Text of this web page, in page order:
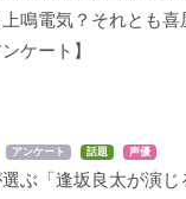
鳴電気？それとも喜
ケート】
アンケート 話題 声優
ぶ「逢坂良太が演じ